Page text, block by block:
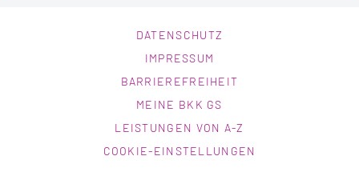
DATENSCHUTZ
IMPRESSUM
BARRIEREFREIHEIT
MEINE BKK GS
LEISTUNGEN VON A-Z
COOKIE-EINSTELLUNGEN